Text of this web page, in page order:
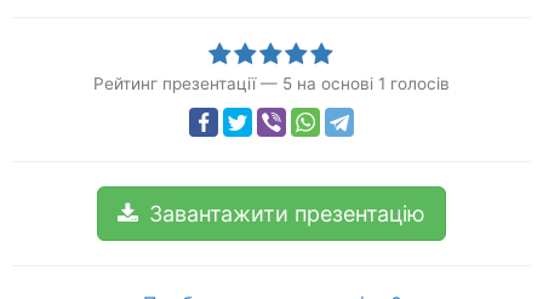
Рейтинг презентації — 5 на основі 1 голосів
Завантажити презентацію